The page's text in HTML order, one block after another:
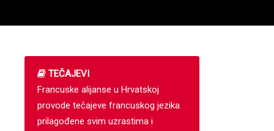
TEČAJEVI
Francuske alijanse u Hrvatskoj
provode tečajeve francuskog jezika
prilagođene svim uzrastima i